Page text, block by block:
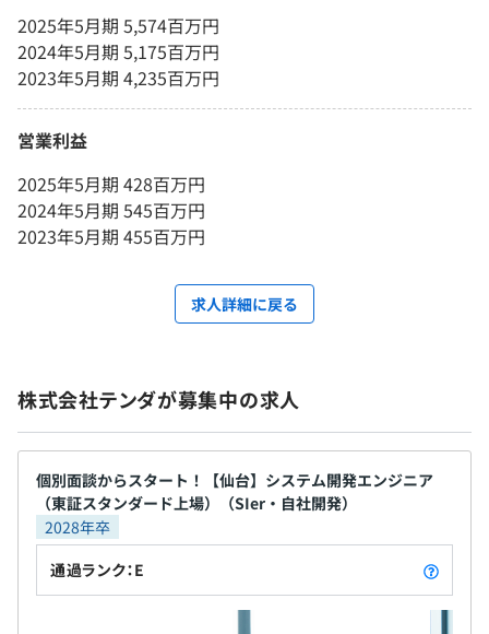
2025年5月期 5,574百万円
2024年5月期 5,175百万円
2023年5月期 4,235百万円
営業利益
2025年5月期 428百万円
2024年5月期 545百万円
2023年5月期 455百万円
求人詳細に戻る
株式会社テンダが募集中の求人
個別面談からスタート！【仙台】システム開発エンジニア
（東証スタンダード上場）（SIer・自社開発）
2028年卒
通過ランク：E